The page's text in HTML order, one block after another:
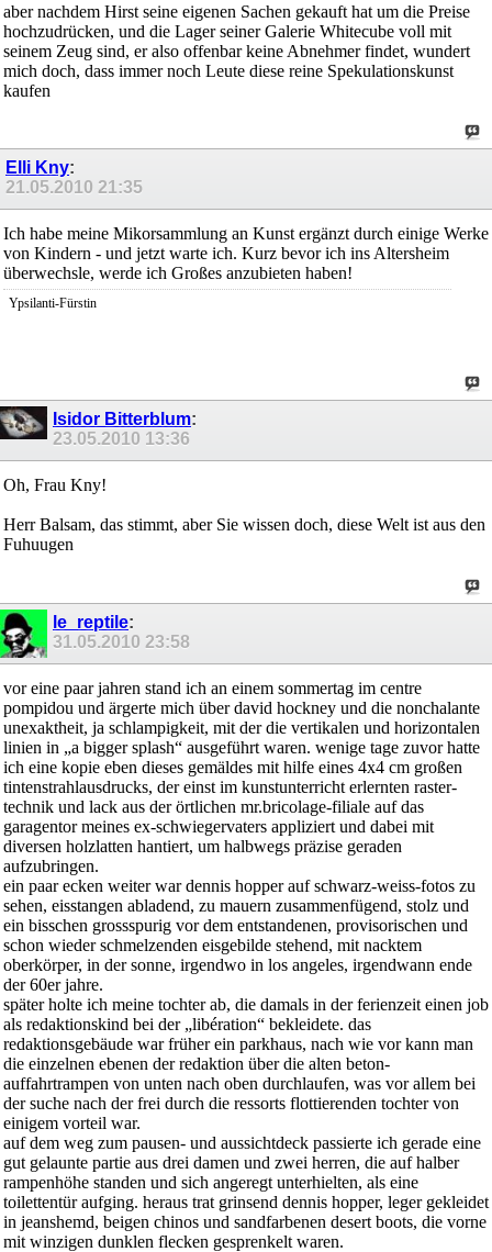
aber nachdem Hirst seine eigenen Sachen gekauft hat um die Preise
hochzudrücken, und die Lager seiner Galerie Whitecube voll mit
seinem Zeug sind, er also offenbar keine Abnehmer findet, wundert
mich doch, dass immer noch Leute diese reine Spekulationskunst
kaufen
Elli Kny:
21.05.2010 21:35
Ich habe meine Mikorsammlung an Kunst ergänzt durch einige Werke
von Kindern - und jetzt warte ich. Kurz bevor ich ins Altersheim
überwechsle, werde ich Großes anzubieten haben!
Ypsilanti-Fürstin
Isidor Bitterblum:
23.05.2010 13:36
Oh, Frau Kny!
Herr Balsam, das stimmt, aber Sie wissen doch, diese Welt ist aus den
Fuhuugen
le_reptile:
31.05.2010 23:58
vor eine paar jahren stand ich an einem sommertag im centre
pompidou und ärgerte mich über david hockney und die nonchalante
unexaktheit, ja schlampigkeit, mit der die vertikalen und horizontalen
linien in „a bigger splash“ ausgeführt waren. wenige tage zuvor hatte
ich eine kopie eben dieses gemäldes mit hilfe eines 4x4 cm großen
tintenstrahlausdrucks, der einst im kunstunterricht erlernten raster-
technik und lack aus der örtlichen mr.bricolage-filiale auf das
garagentor meines ex-schwiegervaters appliziert und dabei mit
diversen holzlatten hantiert, um halbwegs präzise geraden
aufzubringen.
ein paar ecken weiter war dennis hopper auf schwarz-weiss-fotos zu
sehen, eisstangen abladend, zu mauern zusammenfügend, stolz und
ein bisschen grossspurig vor dem entstandenen, provisorischen und
schon wieder schmelzenden eisgebilde stehend, mit nacktem
oberkörper, in der sonne, irgendwo in los angeles, irgendwann ende
der 60er jahre.
später holte ich meine tochter ab, die damals in der ferienzeit einen job
als redaktionskind bei der „libération“ bekleidete. das
redaktionsgebäude war früher ein parkhaus, nach wie vor kann man
die einzelnen ebenen der redaktion über die alten beton-
auffahrtrampen von unten nach oben durchlaufen, was vor allem bei
der suche nach der frei durch die ressorts flottierenden tochter von
einigem vorteil war.
auf dem weg zum pausen- und aussichtdeck passierte ich gerade eine
gut gelaunte partie aus drei damen und zwei herren, die auf halber
rampenhöhe standen und sich angeregt unterhielten, als eine
toilettentür aufging. heraus trat grinsend dennis hopper, leger gekleidet
in jeanshemd, beigen chinos und sandfarbenen desert boots, die vorne
mit winzigen dunklen flecken gesprenkelt waren.